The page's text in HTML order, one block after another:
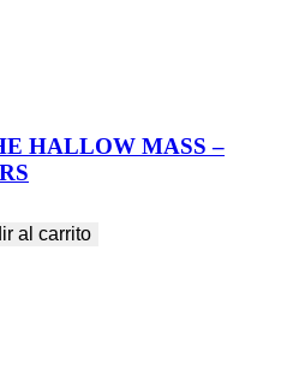
HALLOW MASS –
al carrito